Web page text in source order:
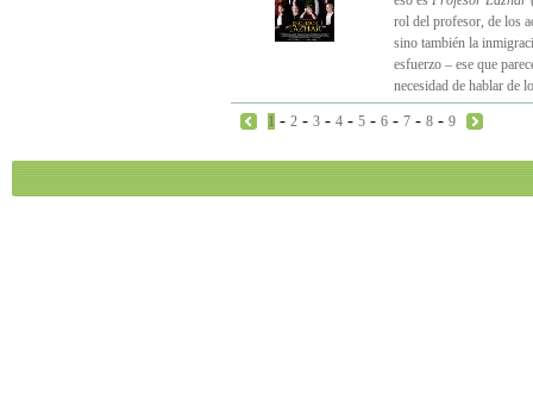
rol del profesor, de los
sino también la
esfuerzo – ese que
necesidad de hablar de
1 - 2 - 3 - 4 - 5 - 6 - 7 - 8 - 9